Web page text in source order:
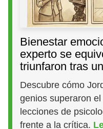
Bienestar
experto se
triunfaron tras
Descubre cómo
genios superaron
lecciones de
frente a la crítica.